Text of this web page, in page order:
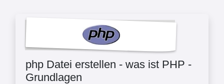
php Datei erstellen - was ist PHP -
Grundlagen